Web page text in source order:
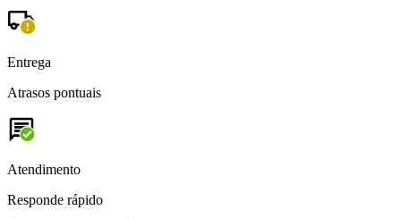
Entrega
Atrasos pontuais
Atendimento
Responde rápido